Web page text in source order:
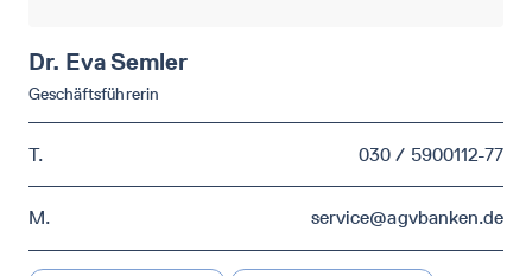
Dr. EvaSemler
Geschäftsführerin
T. 030 / 5900112-77
M. service@agvbanken.de